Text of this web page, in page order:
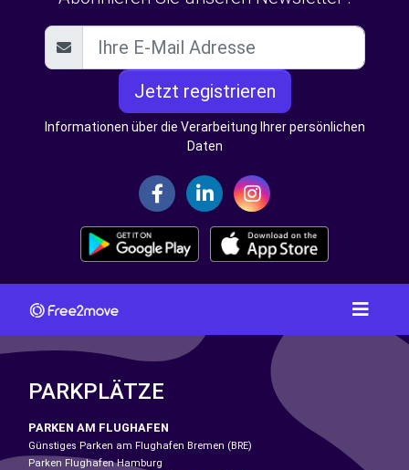
Jetzt registrieren
Informationen über die Verarbeitung Ihrer persönlichen
Daten
PARKPLÄTZE
PARKEN AM FLUGHAFEN
Günstiges Parken am Flughafen Bremen (BRE)
Parken Flughafen Hamburg